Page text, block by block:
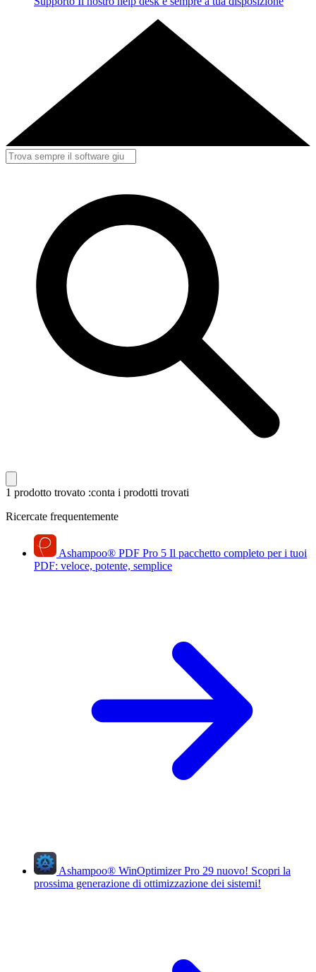
1 prodotto trovato :conta i prodotti trovati
Ricercate frequentemente
Ashampoo® PDF Pro 5 Il pacchetto completo per i tuoi
PDF: veloce, potente, semplice
Ashampoo® WinOptimizer Pro 29 nuovo! Scopri la
prossima generazione di ottimizzazione dei sistemi!